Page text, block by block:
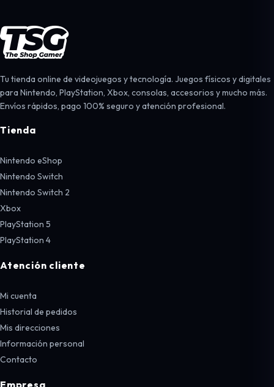
Tu tienda online de videojuegos y tecnología. Juegos físicos y digitales
para Nintendo, PlayStation, Xbox, consolas, accesorios y mucho más.
Envíos rápidos, pago 100% seguro y atención profesional.
Tienda
Nintendo eShop
Nintendo Switch
Nintendo Switch 2
Xbox
PlayStation 5
PlayStation 4
Atención cliente
Mi cuenta
Historial de pedidos
Mis direcciones
Información personal
Contacto
Empresa